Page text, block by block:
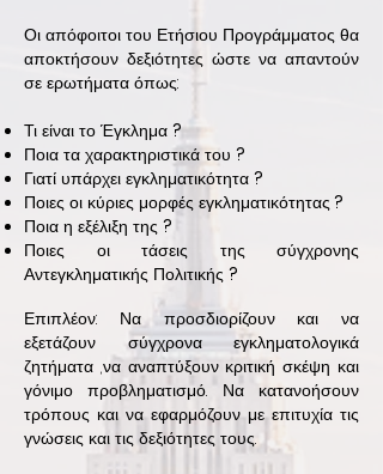
Οι απόφοιτοι του Ετήσιου Προγράμματος θα
αποκτήσουν δεξιότητες ώστε να απαντούν
σε ερωτήματα όπως:
Τι είναι το Έγκλημα ?
Ποια τα χαρακτηριστικά του ?
Γιατί υπάρχει εγκληματικότητα ?
Ποιες οι κύριες μορφές εγκληματικότητας?
Ποια η εξέλιξη της ?
Ποιες οι τάσεις της σύγχρονης
Αντεγκληματικής Πολιτικής ?
Επιπλέον: Να προσδιορίζουν και να
εξετάζουν σύγχρονα εγκληματολογικά
ζητήματα ,να αναπτύξουν κριτική σκέψη και
γόνιμο προβληματισμό. Να κατανοήσουν
τρόπους και να εφαρμόζουν με επιτυχία τις
γνώσεις και τις δεξιότητες τους.